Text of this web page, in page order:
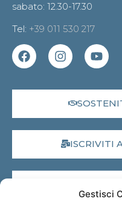
Gestisci
sabato: 12.30-17.30
Tel: +39 011 530 217
ISCRIVITI